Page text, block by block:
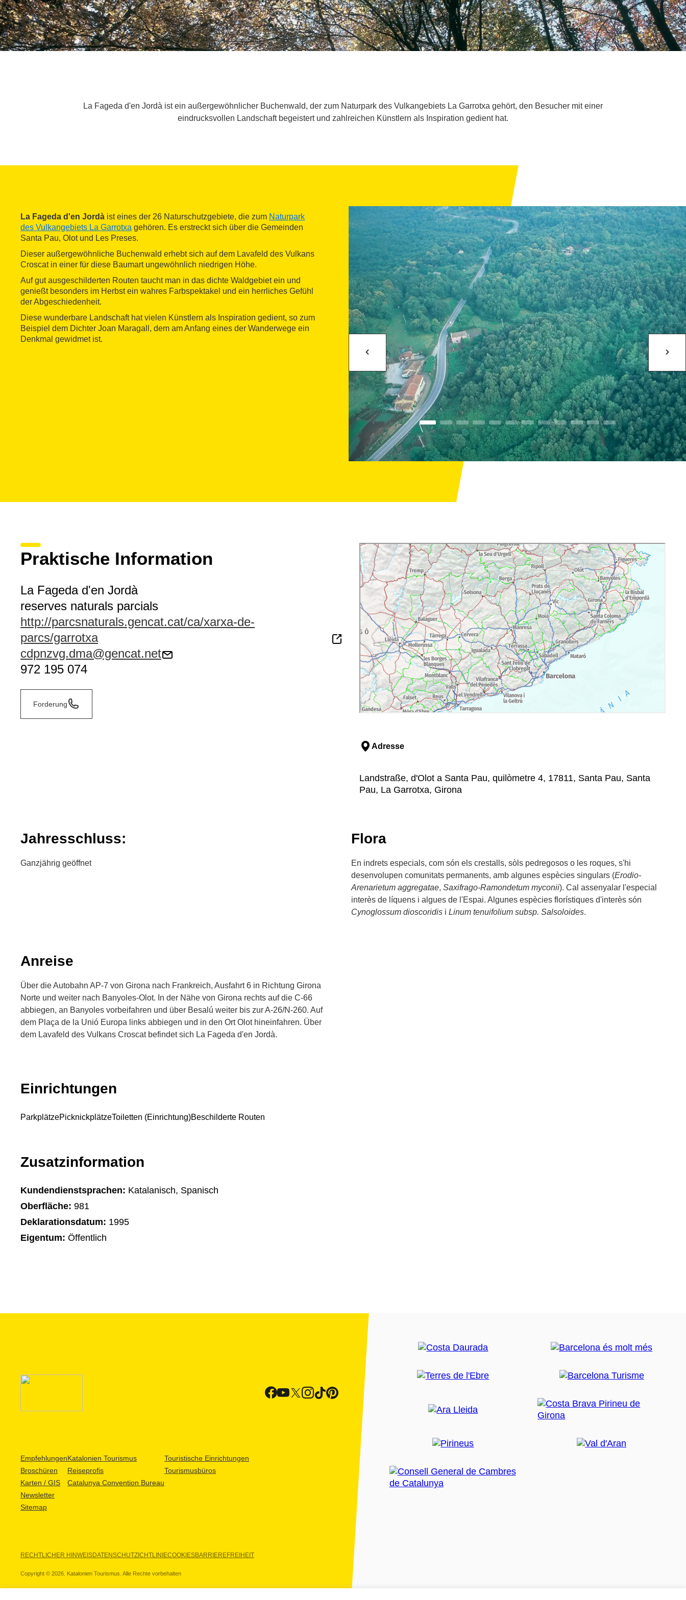
La Fageda d'en Jordà ist ein außergewöhnlicher Buchenwald, der zum Naturpark des Vulkangebiets La Garrotxa gehört, den Besucher mit einer
eindrucksvollen Landschaft begeistert und zahlreichen Künstlern als Inspiration gedient hat.
La Fageda d'en Jordà ist eines der 26 Naturschutzgebiete, die zum Naturpark
des Vulkangebiets La Garrotxa gehören. Es erstreckt sich über die Gemeinden
Santa Pau, Olot und Les Preses.
Dieser außergewöhnliche Buchenwald erhebt sich auf dem Lavafeld des Vulkans
Croscat in einer für diese Baumart ungewöhnlich niedrigen Höhe.
Auf gut ausgeschilderten Routen taucht man in das dichte Waldgebiet ein und
genießt besonders im Herbst ein wahres Farbspektakel und ein herrliches Gefühl
der Abgeschiedenheit.
Diese wunderbare Landschaft hat vielen Künstlern als Inspiration gedient, so zum
Beispiel dem Dichter Joan Maragall, dem am Anfang eines der Wanderwege ein
Denkmal gewidmet ist.
Praktische Information
La Fageda d'en Jordà
reserves naturals parcials
http://parcsnaturals.gencat.cat/ca/xarxa-de-
parcs/garrotxa
cdpnzvg.dma@gencat.net
972 195 074
Forderung
Adresse
Landstraße, d'Olot a Santa Pau, quilòmetre 4, 17811, Santa Pau, Santa
Pau, La Garrotxa, Girona
Jahresschluss:
Ganzjährig geöffnet
Flora
En indrets especials, com són els crestalls, sòls pedregosos o les roques, s'hi
desenvolupen comunitats permanents, amb algunes espècies singulars (Erodio-
Arenarietum aggregatae, Saxifrago-Ramondetum myconii). Cal assenyalar l'especial
interès de líquens i algues de l'Espai. Algunes espècies florístiques d'interès són
Cynoglossum dioscoridis i Linum tenuifolium subsp. Salsoloides.
Anreise
Über die Autobahn AP-7 von Girona nach Frankreich, Ausfahrt 6 in Richtung Girona
Norte und weiter nach Banyoles-Olot. In der Nähe von Girona rechts auf die C-66
abbiegen, an Banyoles vorbeifahren und über Besalú weiter bis zur A-26/N-260. Auf
dem Plaça de la Unió Europa links abbiegen und in den Ort Olot hineinfahren. Über
dem Lavafeld des Vulkans Croscat befindet sich La Fageda d'en Jordà.
Einrichtungen
ParkplätzePicknickplätzeToiletten (Einrichtung)Beschilderte Routen
Zusatzinformation
Kundendienstsprachen: Katalanisch, Spanisch
Oberfläche: 981
Deklarationsdatum: 1995
Eigentum: Öffentlich
Empfehlungen
Broschüren
Karten / GIS
Newsletter
Sitemap
Katalonien Tourismus
Reiseprofis
Catalunya Convention Bureau
Touristische Einrichtungen
Tourismusbüros
RECHTLICHER HINWEISDATENSCHUTZICHTLINIECOOKIESBARRIEREFREIHEIT
Copyright © 2026. Katalonien Tourismus. Alle Rechte vorbehalten